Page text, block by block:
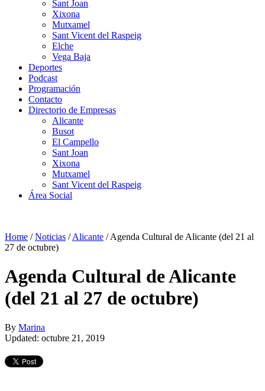
Sant Joan
Xixona
Mutxamel
Sant Vicent del Raspeig
Elche
Vega Baja
Deportes
Podcast
Programación
Contacto
Directorio de Empresas
Alicante
Busot
El Campello
Sant Joan
Xixona
Mutxamel
Sant Vicent del Raspeig
Área Social
Home /Noticias /Alicante /Agenda Cultural de Alicante (del 21 al
27 de octubre)
Agenda Cultural de Alicante
(del 21 al 27 de octubre)
By Marina
Updated: octubre 21, 2019